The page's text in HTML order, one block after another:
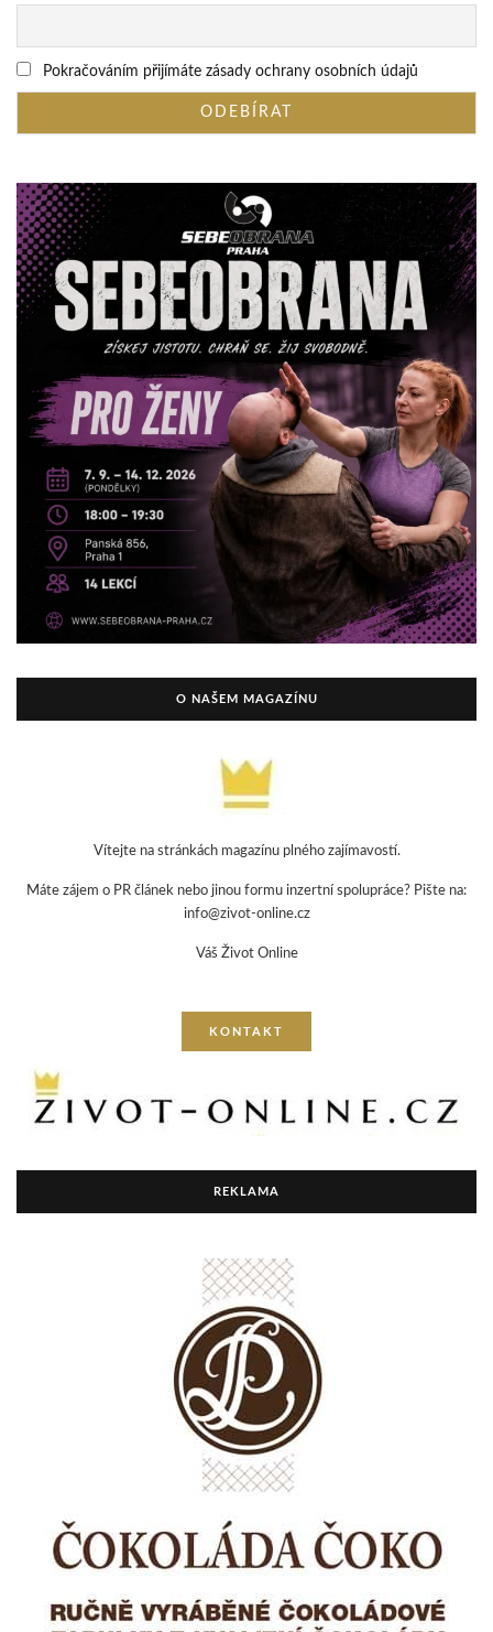
Pokračováním přijímáte zásady ochrany osobních údajů
O NAŠEM MAGAZÍNU
Vítejte na stránkách magazínu plného zajímavostí.
Máte zájem o PR článek nebo jinou formu inzertní spolupráce? Pište na:
info@zivot-online.cz
Váš Život Online
KONTAKT
REKLAMA